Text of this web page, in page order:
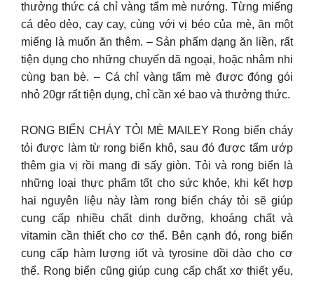
thưởng thức cá chỉ vàng tẩm mè nướng. Từng miếng
cá dẻo dẻo, cay cay, cùng với vị béo của mè, ăn một
miếng là muốn ăn thêm. – Sản phẩm dạng ăn liền, rất
tiện dụng cho những chuyến dã ngoại, hoặc nhâm nhi
cùng bạn bè. – Cá chỉ vàng tẩm mè được đóng gói
nhỏ 20gr rất tiện dụng, chỉ cần xé bao và thưởng thức.
RONG BIỂN CHÁY TỎI MÈ MAILEY Rong biển cháy
tỏi được làm từ rong biển khô, sau đó được tẩm ướp
thêm gia vị rồi mang đi sấy giòn. Tỏi và rong biển là
những loại thực phẩm tốt cho sức khỏe, khi kết hợp
hai nguyên liệu này làm rong biển cháy tỏi sẽ giúp
cung cấp nhiều chất dinh dưỡng, khoáng chất và
vitamin cần thiết cho cơ thể. Bên cạnh đó, rong biển
cung cấp hàm lượng iốt và tyrosine dồi dào cho cơ
thể. Rong biển cũng giúp cung cấp chất xơ thiết yếu,